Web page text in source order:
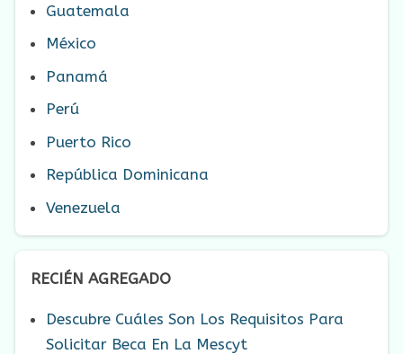
Guatemala
México
Panamá
Perú
Puerto Rico
República Dominicana
Venezuela
RECIÉN AGREGADO
Descubre Cuáles Son Los Requisitos Para
Solicitar Beca En La Mescyt